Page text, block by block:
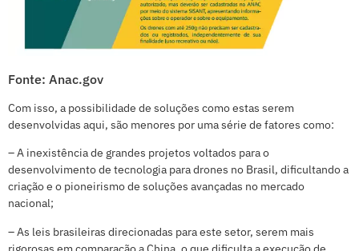
Fonte: Anac.gov
Com isso, a possibilidade de soluções como estas serem
desenvolvidas aqui, são menores por uma série de fatores como:
– A inexistência de grandes projetos voltados para o
desenvolvimento de tecnologia para drones no Brasil, dificultando a
criação e o pioneirismo de soluções avançadas no mercado
nacional;
– As leis brasileiras direcionadas para este setor, serem mais